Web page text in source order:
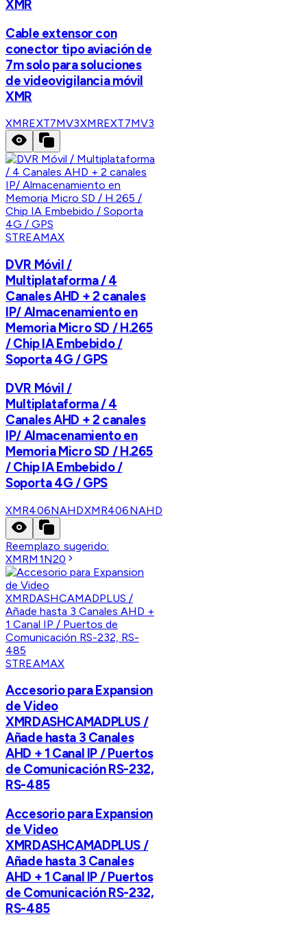
XMR
Cable extensor con
conector tipo aviación de
7m solo para soluciones
de videovigilancia móvil
XMR
XMREXT7MV3XMREXT7MV3
STREAMAX
DVR Móvil /
Multiplataforma / 4
Canales AHD + 2 canales
IP/ Almacenamiento en
Memoria Micro SD / H.265
/ Chip IA Embebido /
Soporta 4G / GPS
DVR Móvil /
Multiplataforma / 4
Canales AHD + 2 canales
IP/ Almacenamiento en
Memoria Micro SD / H.265
/ Chip IA Embebido /
Soporta 4G / GPS
XMR406NAHDXMR406NAHD
Reemplazo sugerido:
XMRM1N20
STREAMAX
Accesorio para Expansion
de Video
XMRDASHCAMADPLUS /
Añade hasta 3 Canales
AHD + 1 Canal IP / Puertos
de Comunicación RS-232,
RS-485
Accesorio para Expansion
de Video
XMRDASHCAMADPLUS /
Añade hasta 3 Canales
AHD + 1 Canal IP / Puertos
de Comunicación RS-232,
RS-485